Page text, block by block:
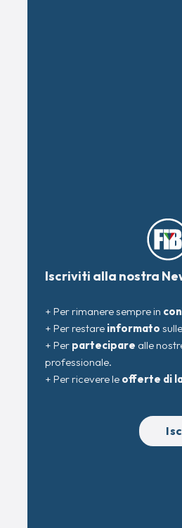
Iscriviti alla nostra
+ Per rimanere sempre in
+ Per restare informato
+ Per partecipare alle
professionale.
+ Per ricevere le offerte di